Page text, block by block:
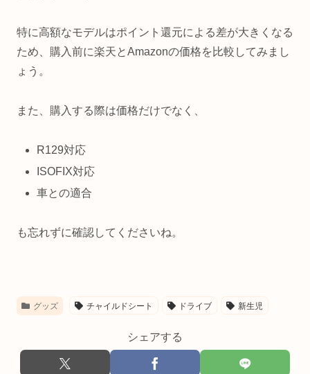
特に高額なモデルはポイント還元による差が大きくなる
ため、購入前に楽天とAmazonの価格を比較してみまし
ょう。
また、購入する際は価格だけでなく、
R129対応
ISOFIX対応
車との適合
も忘れずに確認してくださいね。
グッズ チャイルドシート ドライブ 新生児
シェアする